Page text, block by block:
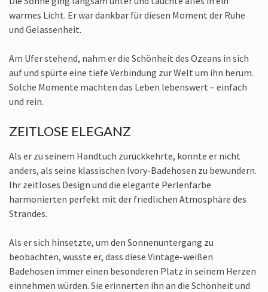
warmes Licht. Er war dankbar für diesen Moment der Ruhe
und Gelassenheit.
Am Ufer stehend, nahm er die Schönheit des Ozeans in sich
auf und spürte eine tiefe Verbindung zur Welt um ihn herum.
Solche Momente machten das Leben lebenswert – einfach
und rein.
ZEITLOSE ELEGANZ
Als er zu seinem Handtuch zurückkehrte, konnte er nicht
anders, als seine klassischen Ivory-Badehosen zu bewundern.
Ihr zeitloses Design und die elegante Perlenfarbe
harmonierten perfekt mit der friedlichen Atmosphäre des
Strandes.
Als er sich hinsetzte, um den Sonnenuntergang zu
beobachten, wusste er, dass diese Vintage-weißen
Badehosen immer einen besonderen Platz in seinem Herzen
einnehmen würden. Sie erinnerten ihn an die Schönheit und